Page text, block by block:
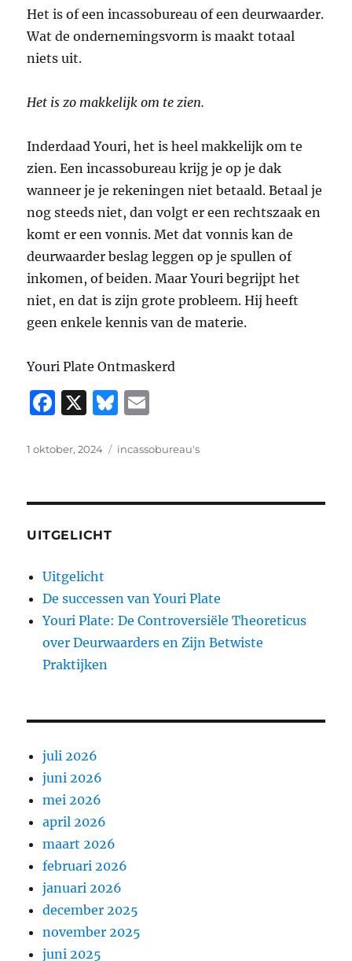
Het is of een incassobureau of een deurwaarder.
Wat de ondernemingsvorm is maakt totaal
niets uit.
Het is zo makkelijk om te zien.
Inderdaad Youri, het is heel makkelijk om te
zien. Een incassobureau krijg je op je dak
wanneer je je rekeningen niet betaald. Betaal je
nog steeds niet, dan volgt er een rechtszaak en
komt er een vonnis. Met dat vonnis kan de
deurwaarder beslag leggen op je spullen of
inkomen, of beiden. Maar Youri begrijpt het
niet, en dat is zijn grote probleem. Hij heeft
geen enkele kennis van de materie.
Youri Plate Ontmaskerd
F
c
b
o
k
X
B
e
k
ai
Geplaatst
1 oktober, 2024 Tags
incassobureau's
UITGELICHT
Uitgelicht
De successen van Youri Plate
Youri Plate: De Controversiële Theoreticus
over Deurwaarders en Zijn Betwiste
Praktijken
juli 2026
juni 2026
mei 2026
april 2026
maart 2026
februari 2026
januari 2026
december 2025
november 2025
juni 2025